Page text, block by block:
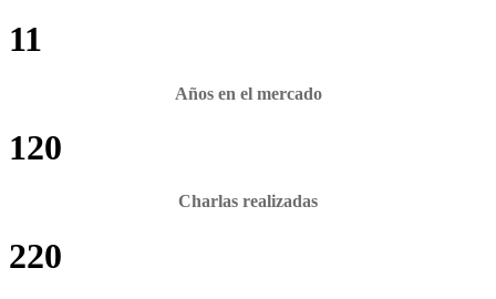
11
Años en el mercado
120
Charlas realizadas
220